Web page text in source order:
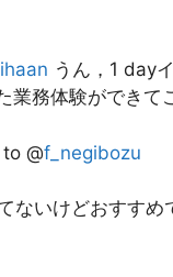
うん，1 day
務体験ができて
to @f_negibozu
ないけどおすす